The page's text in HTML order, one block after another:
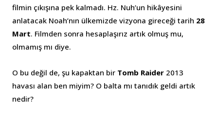
filmin çıkışına pek kalmadı. Hz. Nuh’un hikâyesini
anlatacak Noah’nın ülkemizde vizyona gireceği tarih 28
Mart. Filmden sonra hesaplaşırız artık olmuş mu,
olmamış mı diye.
O bu değil de, şu kapaktan bir Tomb Raider 2013
havası alan ben miyim? O balta mı tanıdık geldi artık
nedir?